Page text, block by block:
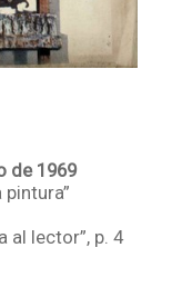
de 1969
al lector”, p. 4